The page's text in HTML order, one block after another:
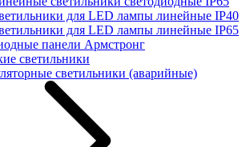
для LED лампы линейные IP40
для LED лампы линейные IP65
панели Армстронг
светильники
светильники (аварийные)